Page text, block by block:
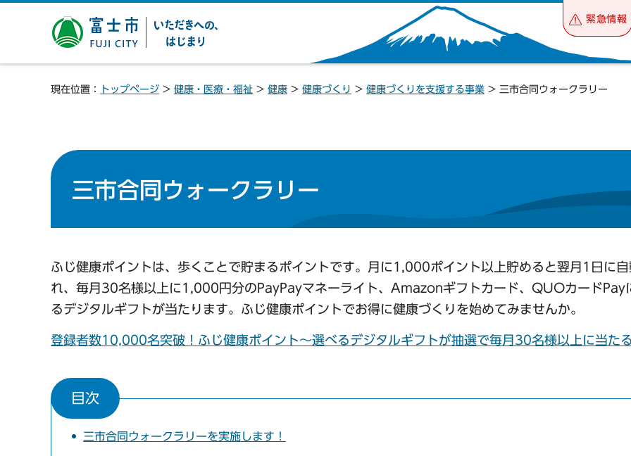
富士市 いただきへの、は
じまり
緊急情報
現在位置： トップページ > 健康・医療・福祉 > 健康 > 健康づくり > 健康づくりを支援する事業 > 三市合同ウォークラリー
三市合同ウォークラリー
ふじ健康ポイントは、歩くことで貯まるポイントです。月に1,000ポイント以上貯めると翌月1日に
れ、毎月30名様以上に1,000円分のPayPayマネーライト、Amazonギフトカード、QUOカードPay
るデジタルギフトが当たります。ふじ健康ポイントでお得に健康づくりを始めてみませんか。
登録者数10,000名突破！ふじ健康ポイント～選べるデジタルギフトが抽選で毎月30名様以上に当た
目次
三市合同ウォークラリーを実施します！